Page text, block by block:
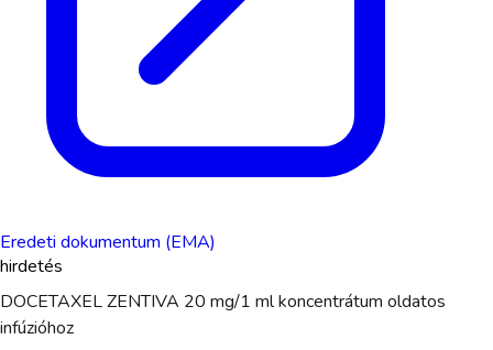
Eredeti dokumentum (EMA)
hirdetés
DOCETAXEL ZENTIVA 20 mg/1 ml koncentrátum oldatos
infúzióhoz